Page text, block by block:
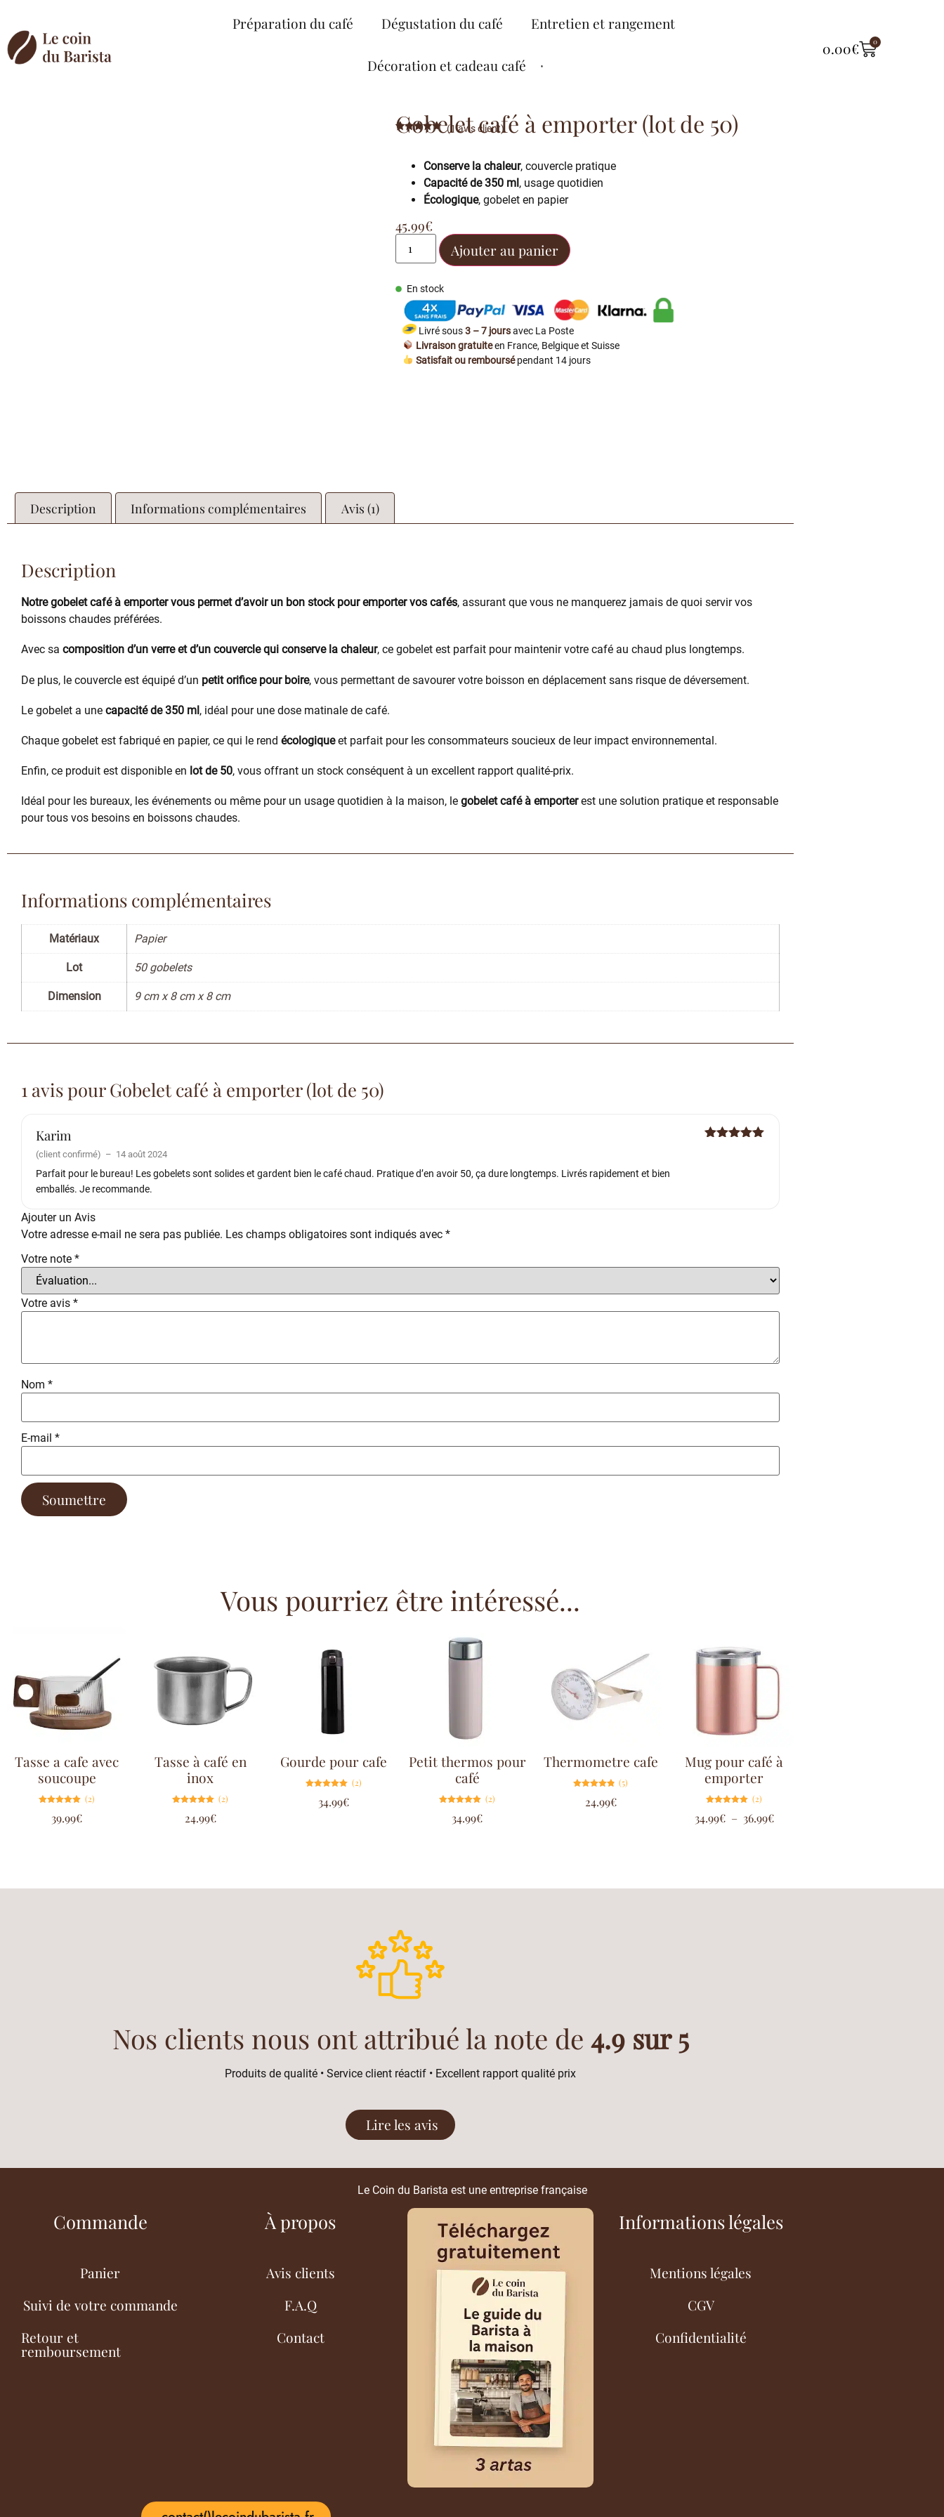
Préparation du café Dégustation du café Entretien et rangement
Décoration et cadeau café
0.00€ 0
Gobelet café à emporter (lot de 50)
notation
(1avis client)
Conserve la chaleur, couvercle pratique
Capacité de 350 ml, usage quotidien
Écologique, gobelet en papier
45.99€
Ajouter au panier
En stock
Livré sous3 – 7 joursavec La Poste
Livraison gratuiteen France, Belgique et Suisse
Satisfait ou remboursépendant 14 jours
Description Informations complémentaires Avis (1)
Description
Notre gobelet café à emporter vous permet d’avoir un bon stock pour emporter vos cafés, assurant que vous ne manquerez jamais de quoi servir vos
boissons chaudes préférées.
Avec sa composition d’un verre et d’un couvercle qui conserve la chaleur, ce gobelet est parfait pour maintenir votre café au chaud plus longtemps.
De plus, le couvercle est équipé d’un petit orifice pour boire, vous permettant de savourer votre boisson en déplacement sans risque de déversement.
Le gobelet a une capacité de 350 ml, idéal pour une dose matinale de café.
Chaque gobelet est fabriqué en papier, ce qui le rend écologiqueet parfait pour les consommateurs soucieux de leur impact environnemental.
Enfin, ce produit est disponible en lot de 50, vous offrant un stock conséquent à un excellent rapport qualité-prix.
Idéal pour les bureaux, les événements ou même pour un usage quotidien à la maison, le gobelet café à emporterest une solution pratique et responsable
pour tous vos besoins en boissons chaudes.
Informations complémentaires
Matériaux Papier
Lot 50 gobelets
Dimension 9 cm x 8 cm x 8 cm
1 avis pourGobelet café à emporter (lot de 50)
Karim
(client confirmé) – 14 août 2024
Parfait pour le bureau! Les gobelets sont solides et gardent bien le café chaud. Pratique d’en avoir 50, ça dure longtemps. Livrés rapidement et bien
emballés. Je recommande.
Ajouter un Avis
Votre adresse e-mail ne sera pas publiée. Les champs obligatoires sont indiqués avec *
Votre note *
Votre avis *
Nom *
E-mail *
Vous pourriez être intéressé...
Tasse a cafe avec
soucoupe
5.00
sur 5
(2)
39.99€
Tasse à café en
inox
5.00
sur 5
(2)
24.99€
Gourde pour cafe
5.00
sur 5
(2)
34.99€
Petit thermos pour
café
5.00
sur 5
(2)
34.99€
Thermometre cafe
4.80
sur 5
(5)
24.99€
Mug pour café à
emporter
5.00
sur 5
(2)
34.99€ – 36.99€
Nos clients nous ont attribué la note de 4.9 sur 5
Produits de qualité • Service client réactif • Excellent rapport qualité prix
Lire les avis
Le Coin du Barista est une entreprise française
Commande
Panier
Suivi de votre commande
Retour et
remboursement
À propos
Avis clients
F.A.Q
Contact
Informations légales
Mentions légales
CGV
Confidentialité